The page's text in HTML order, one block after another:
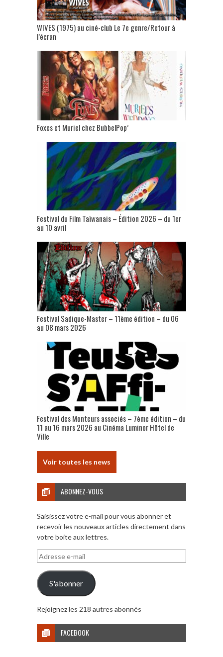
WIVES (1975) au ciné-club Le 7e genre/Retour à
l’écran
Foxes et Muriel chez BubbelPop’
Festival du Film Taïwanais – Édition 2026 – du 1er
au 10 avril
Festival Sadique-Master – 11ème édition – du 06
au 08 mars 2026
Festival des Monteurs associés – 7ème édition – du
11 au 16 mars 2026 au Cinéma Luminor Hôtel de
Ville
Voir toutes les news
ABONNEZ-VOUS
Saisissez votre e-mail pour vous abonner et
recevoir les nouveaux articles directement dans
votre boite aux lettres.
Adresse
e-
mail
S'abonner
Rejoignez les 218 autres abonnés
FACEBOOK